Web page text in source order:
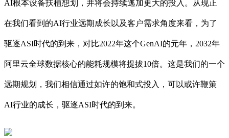
AI根本设备扶植想划，并将会持续逃加更大的投入。从现正
在我们看到的AI行业远期成长以及客户需求角度来看，为了
驱逐ASI时代的到来，对比2022年这个GenAI的元年，2032年
阿里云全球数据核心的能耗规模将提拔10倍。这是我们的一个
远期规划，我们相信通过如许的饱和式投入，可以或许鞭策
AI行业的成长，驱逐ASI时代的到来。